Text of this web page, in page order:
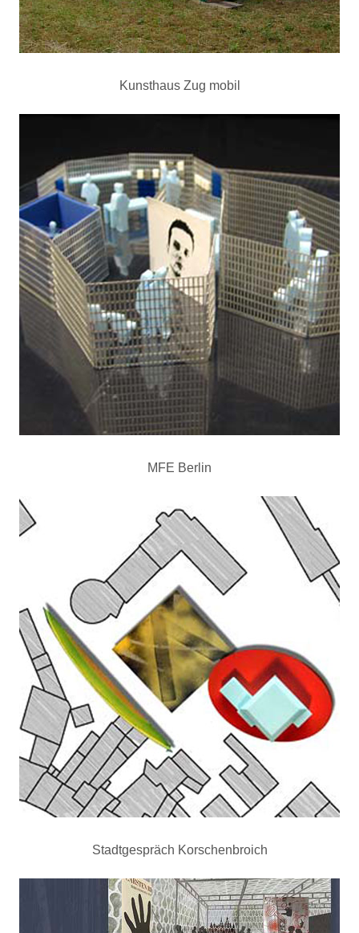
Kunsthaus Zug mobil
MFE Berlin
Stadtgespräch Korschenbroich